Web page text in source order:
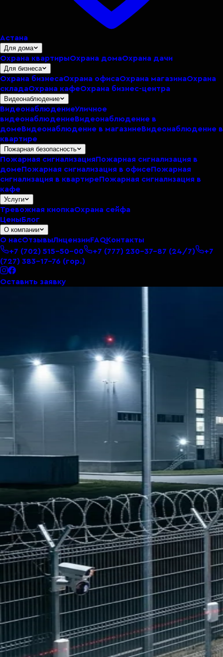
Астана
Для дома
Охрана квартирыОхрана домаОхрана дачи
Для бизнеса
Охрана бизнесаОхрана офисаОхрана магазинаОхрана
складаОхрана кафеОхрана бизнес-центра
Видеонаблюдение
ВидеонаблюдениеУличное
видеонаблюдениеВидеонаблюдение в
домеВидеонаблюдение в магазинеВидеонаблюдение в
квартире
Пожарная безопасность
Пожарная сигнализацияПожарная сигнализация в
домеПожарная сигнализация в офисеПожарная
сигнализация в квартиреПожарная сигнализация в
кафе
Услуги
Тревожная кнопкаОхрана сейфа
ЦеныБлог
О компании
О насОтзывыЛицензииFAQКонтакты
+7 (702) 515-50-00
+7 (777) 230-37-87 (24/7)
+7
(727) 383-17-76 (гор.)
Оставить заявку